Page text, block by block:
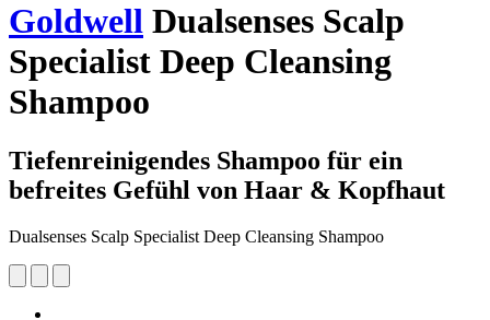
Goldwell Dualsenses Scalp
Specialist Deep Cleansing
Shampoo
Tiefenreinigendes Shampoo für ein
befreites Gefühl von Haar & Kopfhaut
Dualsenses Scalp Specialist Deep Cleansing Shampoo